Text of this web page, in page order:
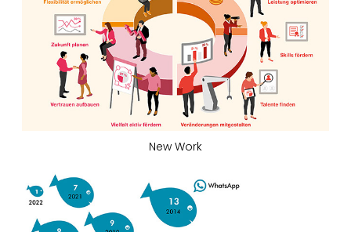
New Work